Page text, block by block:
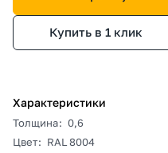
Купить в 1 клик
Характеристики
Толщина: 0,6
Цвет: RAL 8004